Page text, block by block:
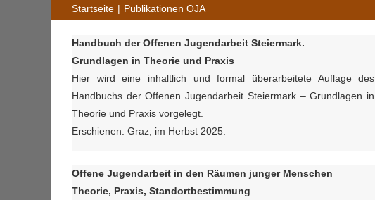
Startseite Publikationen OJA
Handbuch der Offenen Jugendarbeit Steiermark.
Grundlagen in Theorie und Praxis
Hier wird eine inhaltlich und formal überarbeitete Auflage des
Handbuchs der Offenen Jugendarbeit Steiermark – Grundlagen in
Theorie und Praxis vorgelegt.
Erschienen: Graz, im Herbst 2025.
Offene Jugendarbeit in den Räumen junger Menschen
Theorie, Praxis, Standortbestimmung